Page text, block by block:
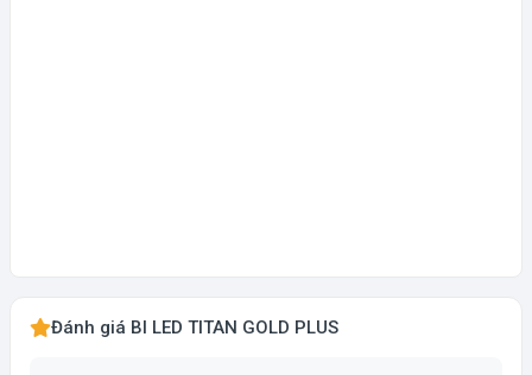
Đánh giá BI LED TITAN GOLD PLUS